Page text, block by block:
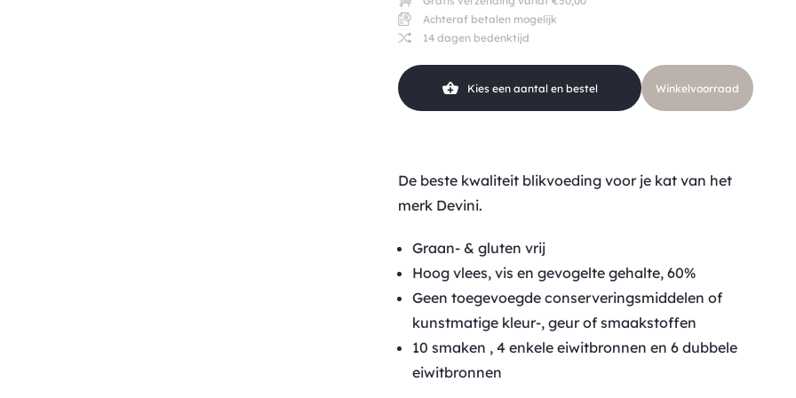
Achteraf betalen mogelijk
14 dagen bedenktijd
Kies een aantal en bestel Winkelvoorraad
De beste kwaliteit blikvoeding voor je kat van het
merk Devini.
Graan- & gluten vrij
Hoog vlees, vis en gevogelte gehalte, 60%
Geen toegevoegde conserveringsmiddelen of
kunstmatige kleur-, geur of smaakstoffen
10 smaken , 4 enkele eiwitbronnen en 6 dubbele
eiwitbronnen